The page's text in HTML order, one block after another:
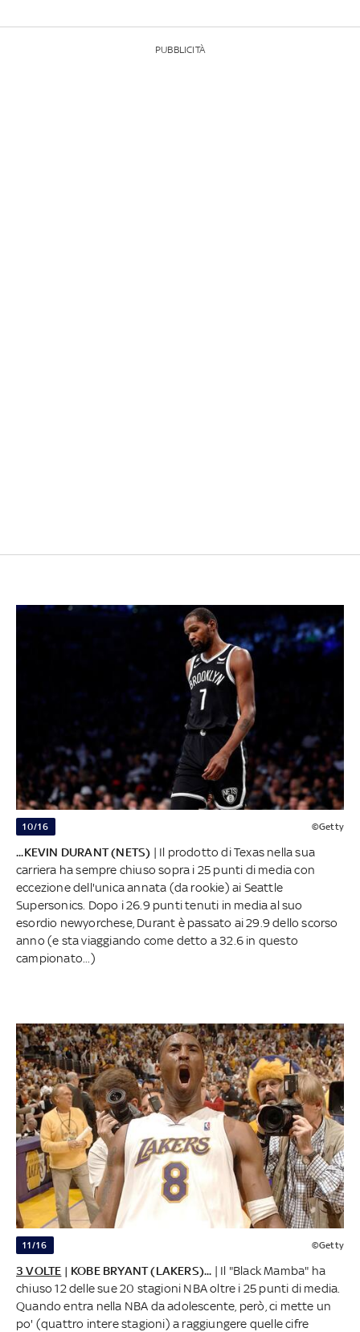
PUBBLICITÀ
10/16 ©Getty
...KEVIN DURANT (NETS) | Il prodotto di Texas nella sua
carriera ha sempre chiuso sopra i 25 punti di media con
eccezione dell'unica annata (da rookie) ai Seattle
Supersonics. Dopo i 26.9 punti tenuti in media al suo
esordio newyorchese, Durant è passato ai 29.9 dello scorso
anno (e sta viaggiando come detto a 32.6 in questo
campionato...)
11/16 ©Getty
3 VOLTE | KOBE BRYANT (LAKERS)... | Il "Black Mamba" ha
chiuso 12 delle sue 20 stagioni NBA oltre i 25 punti di media.
Quando entra nella NBA da adolescente, però, ci mette un
po' (quattro intere stagioni) a raggiungere quelle cifre